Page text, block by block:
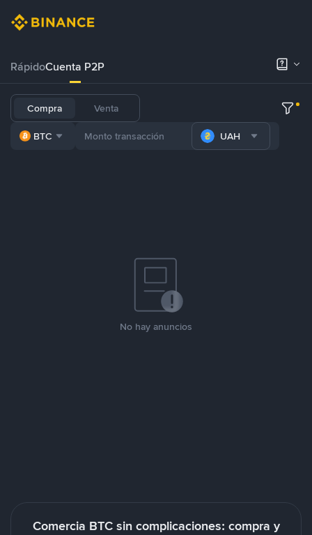
RápidoCuenta P2P
Compra Venta
BTC UAH
No hay anuncios
Comercia BTC sin complicaciones: compra y